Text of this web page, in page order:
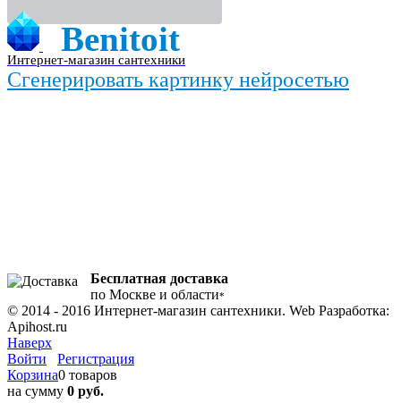
Benitoit
Интернет-магазин сантехники
Сгенерировать картинку нейросетью
Бесплатная доставка
по Москве и области*
© 2014 - 2016 Интернет-магазин сантехники. Web Разработка:
Apihost.ru
Наверх
Войти
Регистрация
Корзина0 товаров
на сумму 0 руб.